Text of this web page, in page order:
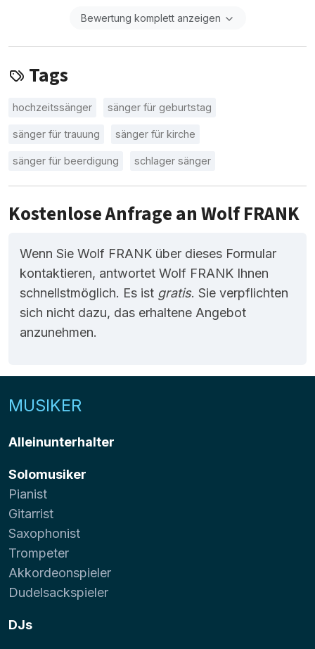
Bewertung komplett anzeigen
Tags
hochzeitssänger sänger für geburtstag
sänger für trauung sänger für kirche
sänger für beerdigung schlager sänger
Kostenlose Anfrage an Wolf FRANK
Wenn Sie Wolf FRANK über dieses Formular
kontaktieren, antwortet Wolf FRANK Ihnen
schnellstmöglich. Es ist gratis. Sie verpflichten
sich nicht dazu, das erhaltene Angebot
anzunehmen.
MUSIKER
Alleinunterhalter
Solomusiker
Pianist
Gitarrist
Saxophonist
Trompeter
Akkordeonspieler
Dudelsackspieler
DJs